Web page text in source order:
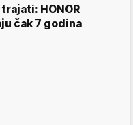
HONOR
čak 7 godina